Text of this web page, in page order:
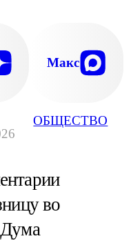
ОБЩЕСТВО
Макс
во